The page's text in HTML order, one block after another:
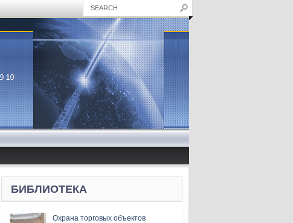
БИБЛИОТЕКА
Охрана торговых объектов